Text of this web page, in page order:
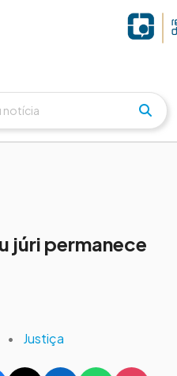
júri permanece
• Justiça